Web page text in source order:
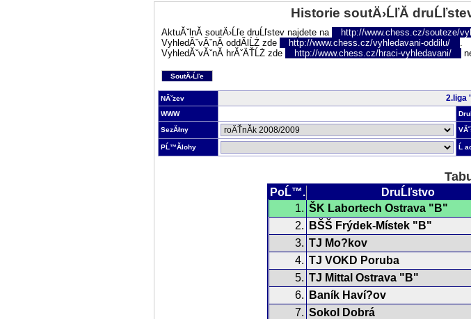
Historie soutÄ›ĹľĂ­
AktuĂˇlnĂ­ soutÄ›Ĺľe druĹľstev najdete na http://www.chess.cz/souteze/
VyhledĂˇvĂˇnĂ­ oddĂ­lĹŻ zde
http://www.chess.cz/vyhledavani-oddilu/
.
VyhledĂˇvĂˇnĂ­ hrĂˇÄŤĹŻ zde
http://www.chess.cz/hraci-vyhledavani/
SoutÄ›Ĺľe
NĂˇzev 2.liga
WWW
SezĂłny
PĹ™Ă­lohy Ĺ
PoĹ™. DruĹľstvo
1. ŠK Labortech Ostrava "B"
2.
BŠŠ Frýdek-Místek "B"
3. TJ Mo?kov
4. TJ VOKD Poruba
5. TJ Mittal Ostrava "B"
6.
Baník Haví?ov
7. Sokol Dobrá